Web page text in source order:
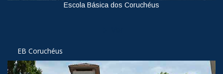
Escola Básica dos Coruchéus
EB Coruchéus